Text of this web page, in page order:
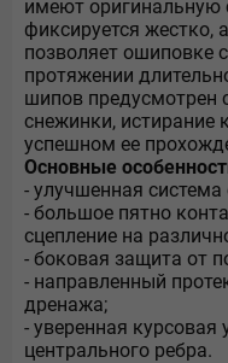
имеют оригинальную
фиксируется жестко,
позволяет ошиповке
протяжении
шипов предусмотрен
снежинки, истирание
успешном ее
Основные
- улучшенная
- большое пятно
сцепление на
- боковая защита от
- направленный
дренажа;
- уверенная курсовая
центрального ребра.